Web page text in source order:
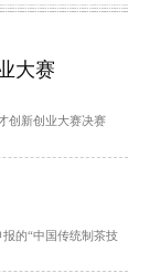
大赛
创新创业大赛决赛
的“中国传统制茶技